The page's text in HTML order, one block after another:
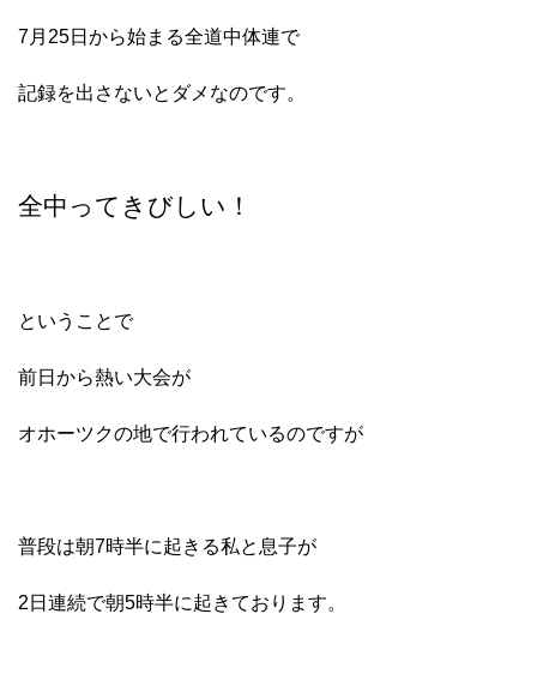
7月25日から始まる全道中体連で
記録を出さないとダメなのです。
全中ってきびしい！
ということで
前日から熱い大会が
オホーツクの地で行われているのですが
普段は朝7時半に起きる私と息子が
2日連続で朝5時半に起きております。